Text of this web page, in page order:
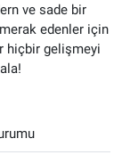
ve sade bir
edenler için
hiçbir gelişmeyi